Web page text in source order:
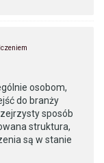
osobom,
do branży
sposób
struktura,
są w stanie